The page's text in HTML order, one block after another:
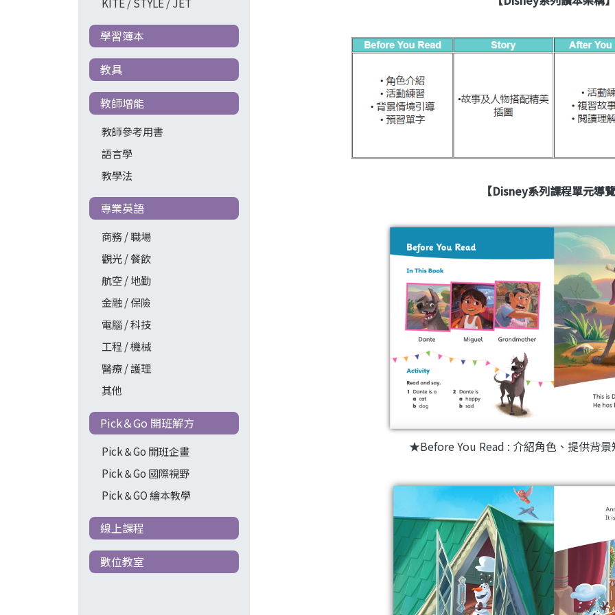
學習簿本
教具
教師增能
教師參考用書
語言學
教學法
專業英語
商務 / 職場
觀光 / 餐飲
航空 / 地勤
金融 / 保險
電腦 / 科技
工程 / 機械
醫療 / 護理
其他
Pick＆Go 開班解方
Pick＆Go 開班企畫
Pick＆Go 國際視野
Pick＆GO 繪本教學
線上課程
數位教室
【Disney系列課程單元導覽
★Before You Read : 介紹角色、提供背